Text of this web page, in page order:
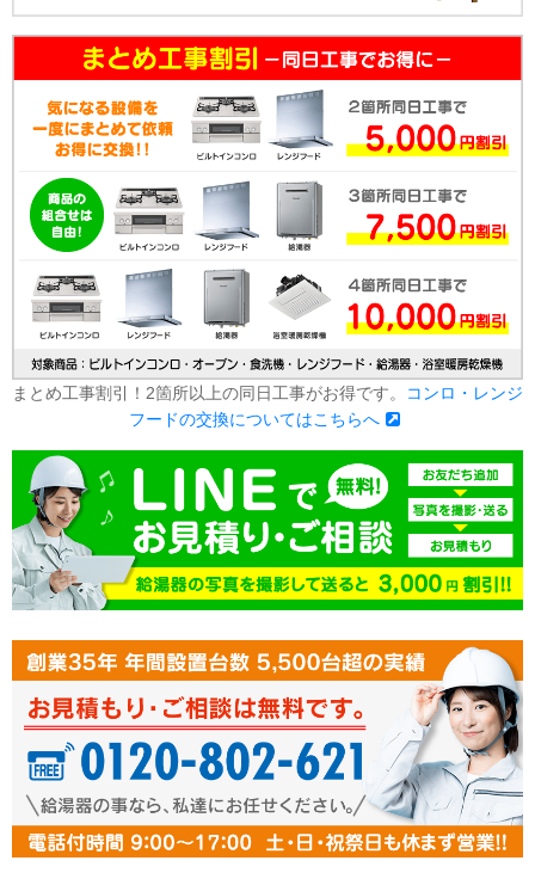
まとめ工事割引！2箇所以上の同日工事がお得です。
コンロ・レンジ
フードの交換についてはこちらへ